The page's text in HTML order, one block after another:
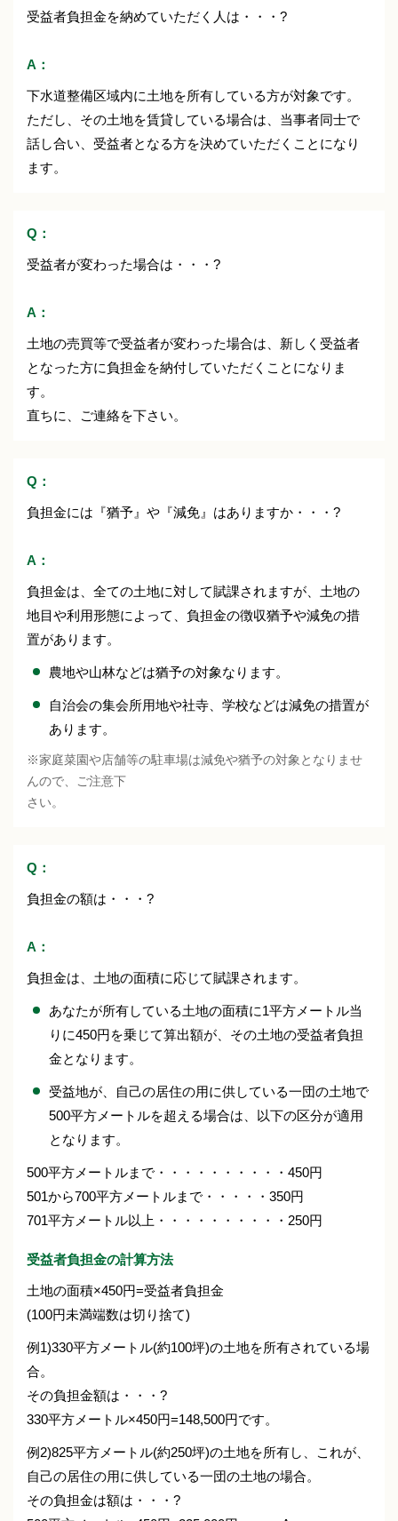
受益者負担金を納めていただく人は・・・?
A：
下水道整備区域内に土地を所有している方が対象です。
ただし、その土地を賃貸している場合は、当事者同士で
話し合い、受益者となる方を決めていただくことになり
ます。
Q：
受益者が変わった場合は・・・?
A：
土地の売買等で受益者が変わった場合は、新しく受益者
となった方に負担金を納付していただくことになりま
す。
直ちに、ご連絡を下さい。
Q：
負担金には『猶予』や『減免』はありますか・・・?
A：
負担金は、全ての土地に対して賦課されますが、土地の
地目や利用形態によって、負担金の徴収猶予や減免の措
置があります。
農地や山林などは猶予の対象なります。
自治会の集会所用地や社寺、学校などは減免の措置が
あります。
※家庭菜園や店舗等の駐車場は減免や猶予の対象となりませ
んので、ご注意下
さい。
Q：
負担金の額は・・・?
A：
負担金は、土地の面積に応じて賦課されます。
あなたが所有している土地の面積に1平方メートル当
りに450円を乗じて算出額が、その土地の受益者負担
金となります。
受益地が、自己の居住の用に供している一団の土地で
500平方メートルを超える場合は、以下の区分が適用
となります。
500平方メートルまで・・・・・・・・・・450円
501から700平方メートルまで・・・・・350円
701平方メートル以上・・・・・・・・・・250円
受益者負担金の計算方法
土地の面積×450円=受益者負担金
(100円未満端数は切り捨て)
例1)330平方メートル(約100坪)の土地を所有されている場
合。
その負担金額は・・・?
330平方メートル×450円=148,500円です。
例2)825平方メートル(約250坪)の土地を所有し、これが、
自己の居住の用に供している一団の土地の場合。
その負担金は額は・・・?